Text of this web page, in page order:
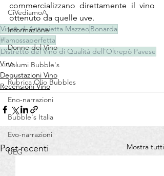
CiVediamoA
Informazione
Donne del Vino
Volumi Bubble's
Rubrica Olio Bubbles
Eno-narrazioni
Bubble's Italia
Evo-narrazioni
UEG
commercializzano direttamente il vino
ottenuto da quelle uve.
Vinoè di Antonietta MazzeoBonarda
#lamossaperfetta
Distretto del Vino di Qualità dell’Oltrepò Pavese
Vino
Degustazioni Vino
Recensioni Vino
Post recenti Mostra tutti